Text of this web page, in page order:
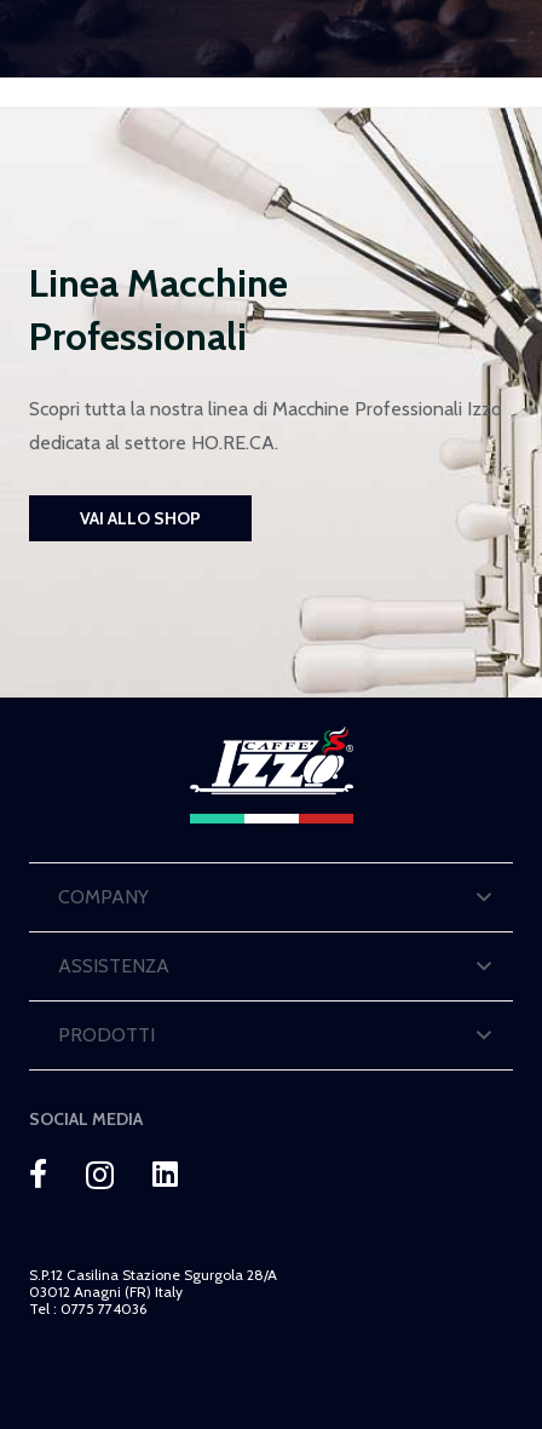
Linea Macchine
Professionali
Scopri tutta la nostra linea di Macchine Professionali Izzo
dedicata al settore HO.RE.CA.
VAI ALLO SHOP
COMPANY
ASSISTENZA
PRODOTTI
SOCIAL MEDIA
S.P.12 Casilina Stazione Sgurgola 28/A
03012 Anagni (FR) Italy
Tel : 0775 774036